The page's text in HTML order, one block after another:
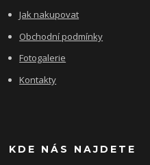
Jak nakupovat
Obchodní podmínky
Fotogalerie
Kontakty
KDE NÁS NAJDETE